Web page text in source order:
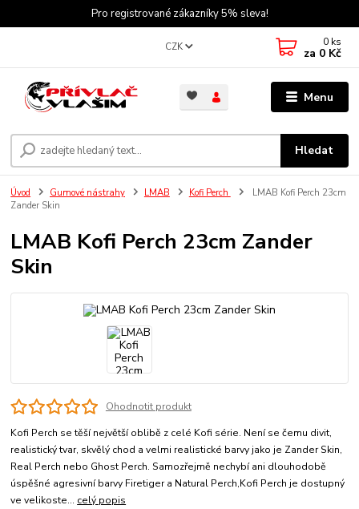
Pro registrované zákazníky 5% sleva!
Menu
CZK
Hledat
0 ks
za 0 Kč
Úvod Gumové nástrahy LMAB Kofi Perch
LMAB Kofi Perch 23cm
Zander Skin
LMAB Kofi Perch 23cm Zander
Skin
Ohodnotit produkt
Kofi Perch se těší největší oblibě z celé Kofi série. Není se čemu divit,
realistický tvar, skvělý chod a velmi realistické barvy jako je Zander Skin,
Real Perch nebo Ghost Perch. Samozřejmě nechybí ani dlouhodobě
úspěšné agresivní barvy Firetiger a Natural Perch,Kofi Perch je dostupný
ve velikoste... celý popis